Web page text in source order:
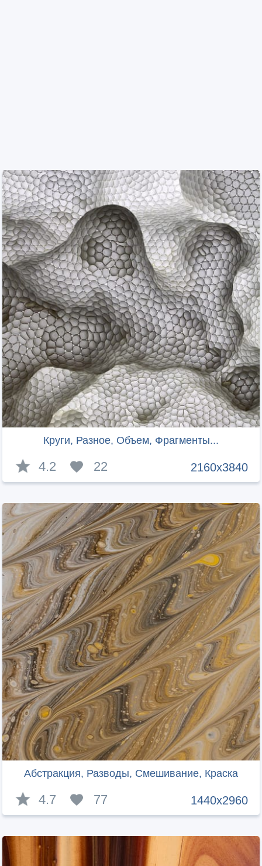
Круги, Разное, Объем, Фрагменты...
2160x3840
4.2 22
Абстракция, Разводы, Смешивание, Краска
1440x2960
4.7 77